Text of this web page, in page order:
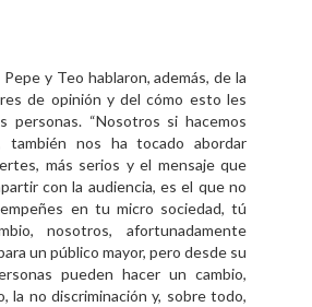
y Teo hablaron, además, de la
de opinión y del cómo esto les
personas. “Nosotros si hacemos
también nos ha tocado abordar
más serios y el mensaje que
con la audiencia, es el que no
en tu micro sociedad, tú
nosotros, afortunadamente
un público mayor, pero desde su
pueden hacer un cambio,
la no discriminación y, sobre todo,